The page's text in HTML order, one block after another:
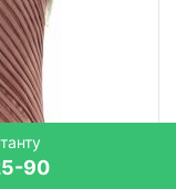
90